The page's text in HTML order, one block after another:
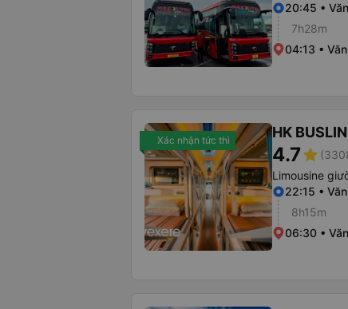
20:45 •
7h28m
04:13 •
Xác nhận tức thì HK
4.7star
Limousine
22:15 •
8h15m
06:30 •